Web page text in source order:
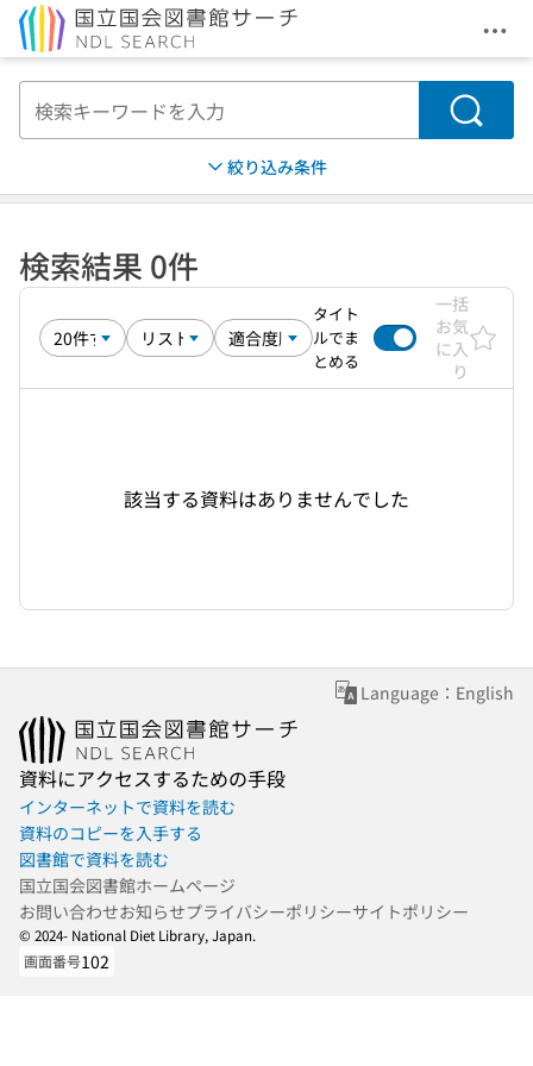
メ
検索
絞り込み条件
検索結果 0件
タイト
ルでま
とめる
一括
お気
に入
り
該当する資料はありませんでした
Language：English
資料にアクセスするための手段
インターネットで資料を読む
資料のコピーを入手する
図書館で資料を読む
国立国会図書館ホームページ
お問い合わせお知らせプライバシーポリシーサイトポリシー
© 2024- National Diet Library, Japan.
画面番号102